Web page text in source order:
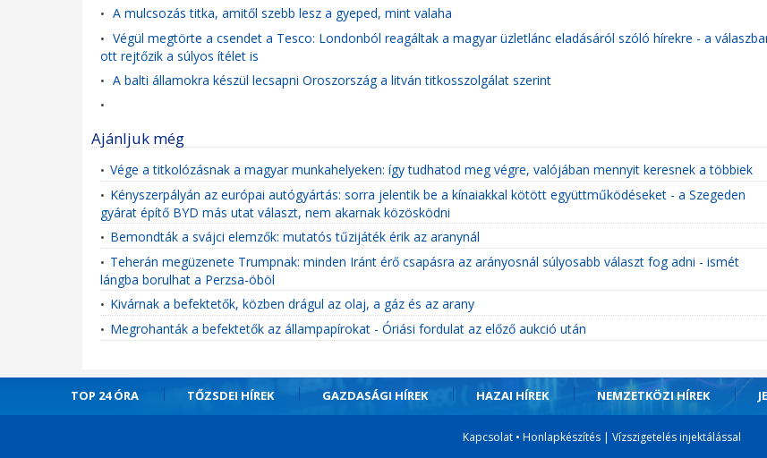
• A mulcsozás titka, amitől szebb lesz a gyeped, mint valaha
• Végül megtörte a csendet a Tesco: Londonból reagáltak a magyar üzletlánc eladásáról szóló hírekre - a
ott rejtőzik a súlyos ítélet is
• A balti államokra készül lecsapni Oroszország a litván titkosszolgálat szerint
•
Ajánljuk még
• Vége a titkolózásnak a magyar munkahelyeken: így tudhatod meg végre, valójában mennyit keresnek a többiek
• Kényszerpályán az európai autógyártás: sorra jelentik be a kínaiakkal kötött együttműködéseket - a Szegeden
gyárat építő BYD más utat választ, nem akarnak közösködni
• Bemondták a svájci elemzők: mutatós tűzijáték érik az aranynál
• Teherán megüzenete Trumpnak: minden Iránt érő csapásra az arányosnál súlyosabb választ fog adni - ismét
lángba borulhat a Perzsa-öböl
• Kivárnak a befektetők, közben drágul az olaj, a gáz és az arany
• Megrohanták a befektetők az állampapírokat - Óriási fordulat az előző aukció után
TOP 24 ÓRA TŐZSDEI HÍREK GAZDASÁGI HÍREK HAZAI HÍREK NEMZETKÖZI HÍREK
Kapcsolat• Honlapkészítés| Vízszigetelés injektálással